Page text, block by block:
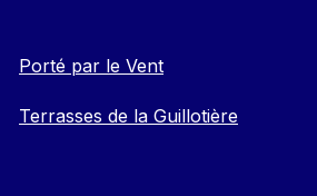
Porté par le Vent
Terrasses de la Guillotière